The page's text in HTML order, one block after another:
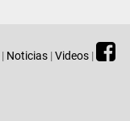
| Noticias |Videos |